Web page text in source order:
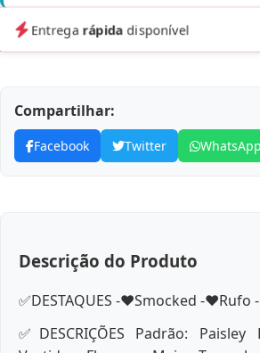
Entrega rápidadisponível
Compartilhar:
Facebook Twitter WhatsApp
Descrição do Produto
✅DESTAQUES -❤️Smocked -❤️Rufo
✅DESCRIÇÕES Padrão: